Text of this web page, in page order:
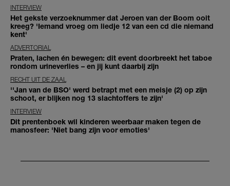
INTERVIEW
Het gekste verzoeknummer dat Jeroen van der Boom ooit
kreeg? 'Iemand vroeg om liedje 12 van een cd die niemand
kent'
ADVERTORIAL
Praten, lachen én bewegen: dit event doorbreekt het taboe
rondom urineverlies – en jij kunt daarbij zijn
RECHT UIT DE ZAAL
''Jan van de BSO' werd betrapt met een meisje (2) op zijn
schoot, er blijken nog 13 slachtoffers te zijn'
INTERVIEW
Dit prentenboek wil kinderen weerbaar maken tegen de
manosfeer: 'Niet bang zijn voor emoties'